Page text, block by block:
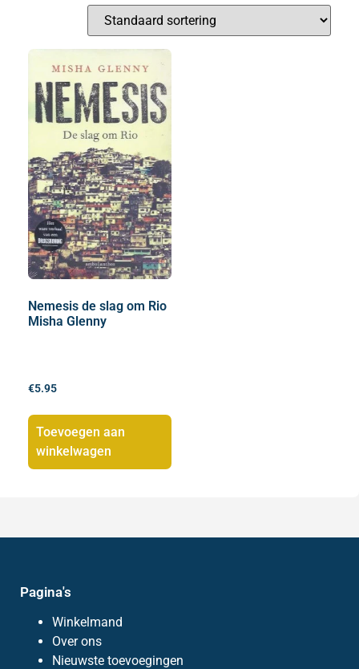
Nemesis de slag om Rio
Misha Glenny
€5.95
Toevoegen aan
winkelwagen
Pagina's
Winkelmand
Over ons
Nieuwste toevoegingen